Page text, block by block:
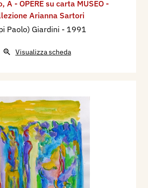
, A - OPERE su carta MUSEO -
Arianna Sartori
Paolo) Giardini - 1991
Visualizza scheda